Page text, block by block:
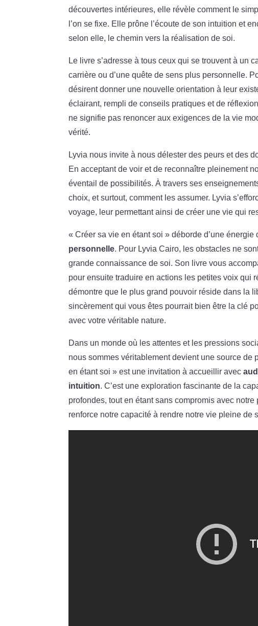
découvertes intérieures, elle révèle comment le
l’on se fixe. Elle prône l’écoute de son intuition et
selon elle, le chemin vers la réalisation de soi.
Le livre s’adresse à tous ceux qui se trouvent à un
carrière ou d’une quête de sens plus personnelle.
désirent donner une nouvelle orientation à leur
éclairant, rempli de conseils pratiques et de
ne signifie pas renoncer aux exigences de la vie
vérité.
Lyvia nous invite à nous délester des peurs et des
En acceptant de voir et de reconnaître pleinement
éventail de possibilités. À travers ses
choix, et surtout, comment les assumer. Lyvia
voyage, leur permettant ainsi de créer une vie qui
« Créer sa vie en étant soi » déborde d’une
personnelle. Pour Lyvia Cairo, les obstacles ne
grande connaissance de soi. Son livre vous
pour ensuite traduire en actions les petites voix qui
démontre que le plus grand pouvoir réside dans la
sincèrement qui vous êtes pourrait bien être la clé
avec votre véritable nature.
Dans un monde où les attentes et les pressions
nous sommes véritablement devient une source
en étant soi » est une invitation à accueillir avec
intuition. C’est une exploration fascinante de la
profondes, tout en étant sans compromis avec
renforce notre capacité à rendre notre vie pleine de